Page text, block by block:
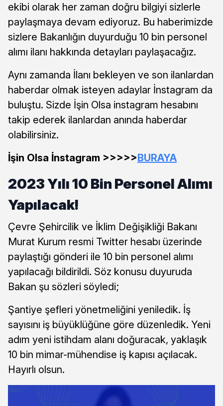
ekibi olarak her zaman doğru bilgiyi sizlerle
paylaşmaya devam ediyoruz. Bu haberimizde
sizlere Bakanlığın duyurduğu 10 bin personel
alımı ilanı hakkında detayları paylaşacağız.
Aynı zamanda İlanı bekleyen ve son ilanlardan
haberdar olmak isteyen adaylar İnstagram da
buluştu. Sizde İşin Olsa instagram hesabını
takip ederek ilanlardan anında haberdar
olabilirsiniz.
İşin Olsa İnstagram >>>>>BURAYA
2023 Yılı 10 Bin Personel Alımı
Yapılacak!
Çevre Şehircilik ve İklim Değişikliği Bakanı
Murat Kurum resmi Twitter hesabı üzerinde
paylaştığı gönderi ile 10 bin personel alımı
yapılacağı bildirildi. Söz konusu duyuruda
Bakan şu sözleri söyledi;
Şantiye şefleri yönetmeliğini yeniledik. İş
sayısını iş büyüklüğüne göre düzenledik. Yeni
adım yeni istihdam alanı doğuracak, yaklaşık
10 bin mimar-mühendise iş kapısı açılacak.
Hayırlı olsun.